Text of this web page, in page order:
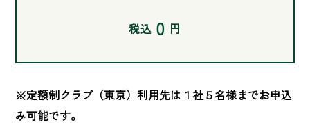
税込 0 円
※定額制クラブ（東京）利用先は１社５名様までお申込
み可能です。